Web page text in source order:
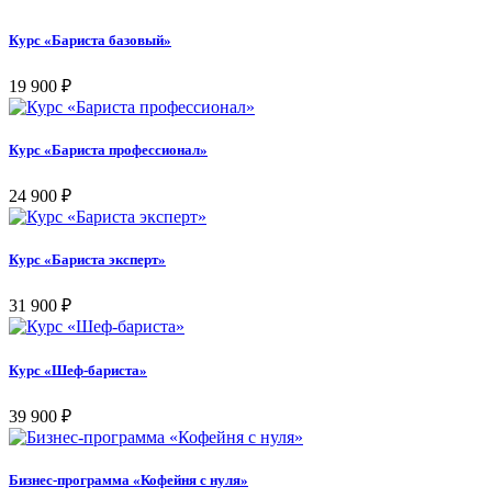
Курс «Бариста базовый»
19 900 ₽
Курс «Бариста профессионал»
24 900 ₽
Курс «Бариста эксперт»
31 900 ₽
Курс «Шеф-бариста»
39 900 ₽
Бизнес-программа «Кофейня с нуля»